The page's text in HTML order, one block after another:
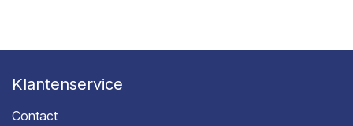
Klantenservice
Contact